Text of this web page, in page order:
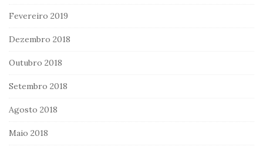
Fevereiro 2019
Dezembro 2018
Outubro 2018
Setembro 2018
Agosto 2018
Maio 2018